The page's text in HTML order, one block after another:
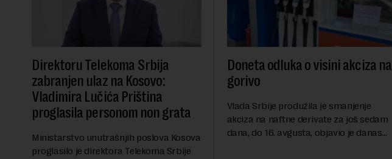
Direktoru Telekoma Srbija
zabranjen ulaz na Kosovo:
Vladimira Lučića Priština
proglasila personom non grata
Ministarstvo unutrašnjih poslova Kosova
proglasilo je direktora Telekoma Srbije
Doneta odluka o visini akciza na
gorivo
Vlada Srbije produžila je smanjenje
akciza na naftne derivate za još sedam
dana, do 16. avgusta, objavio je danas